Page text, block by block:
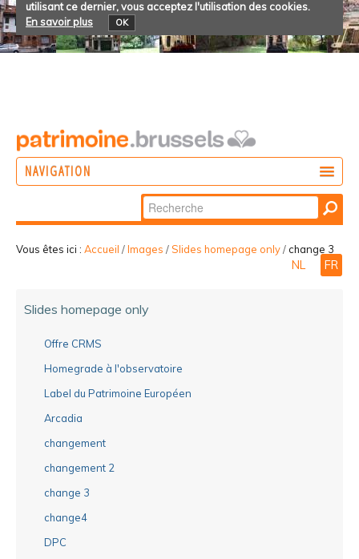
utilisant ce dernier, vous acceptez l'utilisation des cookies.
En savoir plus
OK
NAVIGATION
Chercher par
Recherche
avancée…
Vous êtes ici : Accueil /Images /Slides homepage only/ change 3
NL FR
Slides homepage only
Offre CRMS
Homegrade à l'observatoire
Label du Patrimoine Européen
Arcadia
changement
changement 2
change 3
change4
DPC